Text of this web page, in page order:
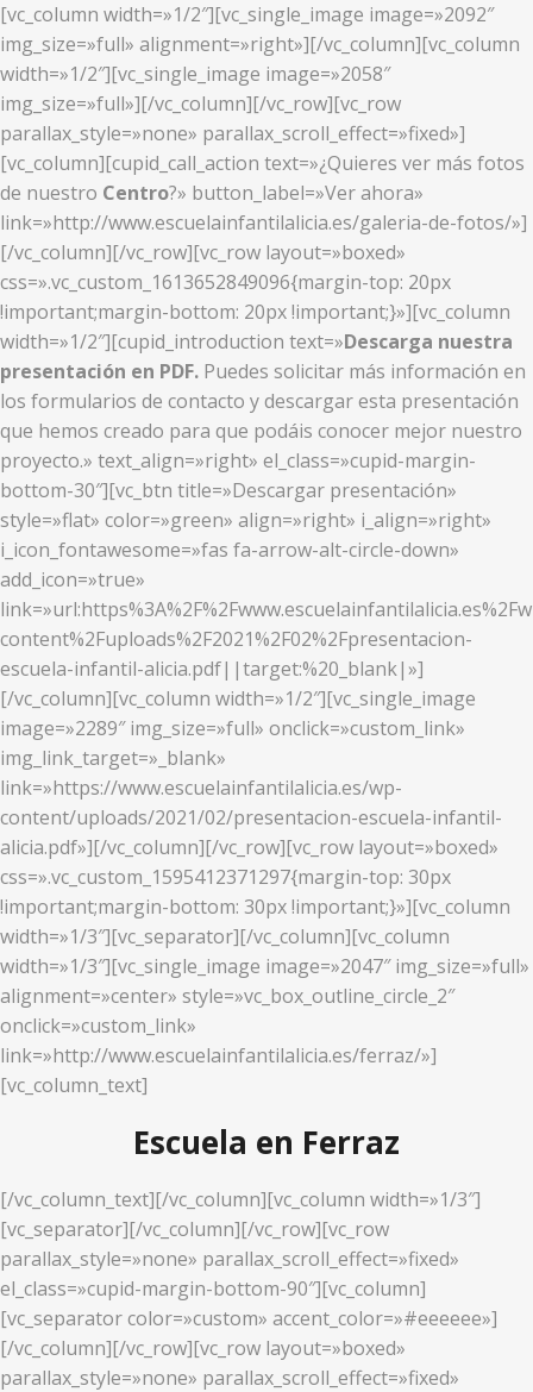
[vc_column width=»1/2″][vc_single_image image=»2092″
img_size=»full» alignment=»right»][/vc_column][vc_column
width=»1/2″][vc_single_image image=»2058″
img_size=»full»][/vc_column][/vc_row][vc_row
parallax_style=»none» parallax_scroll_effect=»fixed»]
[vc_column][cupid_call_action text=»¿Quieres ver más fotos
de nuestro Centro?» button_label=»Ver ahora»
link=»http://www.escuelainfantilalicia.es/galeria-de-fotos/»]
[/vc_column][/vc_row][vc_row layout=»boxed»
css=».vc_custom_1613652849096{margin-top: 20px
!important;margin-bottom: 20px !important;}»][vc_column
width=»1/2″][cupid_introduction text=»Descarga nuestra
presentación en PDF. Puedes solicitar más información en
los formularios de contacto y descargar esta presentación
que hemos creado para que podáis conocer mejor nuestro
proyecto.» text_align=»right» el_class=»cupid-margin-
bottom-30″][vc_btn title=»Descargar presentación»
style=»flat» color=»green» align=»right» i_align=»right»
i_icon_fontawesome=»fas fa-arrow-alt-circle-down»
add_icon=»true»
content%2Fuploads%2F2021%2F02%2Fpresentacion-
escuela-infantil-alicia.pdf||target:%20_blank|»]
[/vc_column][vc_column width=»1/2″][vc_single_image
image=»2289″ img_size=»full» onclick=»custom_link»
img_link_target=»_blank»
link=»https://www.escuelainfantilalicia.es/wp-
content/uploads/2021/02/presentacion-escuela-infantil-
alicia.pdf»][/vc_column][/vc_row][vc_row layout=»boxed»
css=».vc_custom_1595412371297{margin-top: 30px
!important;margin-bottom: 30px !important;}»][vc_column
width=»1/3″][vc_separator][/vc_column][vc_column
width=»1/3″][vc_single_image image=»2047″ img_size=»full»
alignment=»center» style=»vc_box_outline_circle_2″
onclick=»custom_link»
link=»http://www.escuelainfantilalicia.es/ferraz/»]
[vc_column_text]
Escuela en Ferraz
[/vc_column_text][/vc_column][vc_column width=»1/3″]
[vc_separator][/vc_column][/vc_row][vc_row
parallax_style=»none» parallax_scroll_effect=»fixed»
el_class=»cupid-margin-bottom-90″][vc_column]
[vc_separator color=»custom» accent_color=»#eeeeee»]
[/vc_column][/vc_row][vc_row layout=»boxed»
parallax_style=»none» parallax_scroll_effect=»fixed»